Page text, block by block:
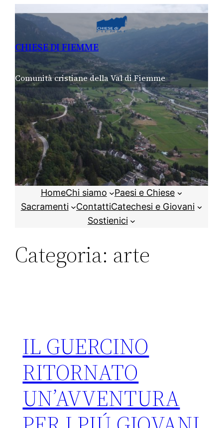
CHIESE DI FIEMME
Comunità cristiane della Val di Fiemme
HomeChi siamo
Paesi e Chiese
Sacramenti
ContattiCatechesi e Giovani
Sostienici
Categoria: arte
IL GUERCINO
RITORNATO
UN’AVVENTURA